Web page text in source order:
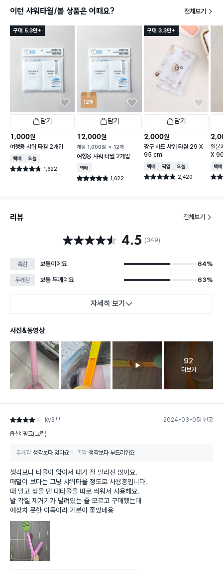
이런 샤워타월/볼 상품은 어때요? 전체보기
구매 5.3만+
담기
1,000원
여행용 샤워 타월 2개입
택배배송오늘배송
별점 4.8점 1,622
건 작성
12개
담기
12,000원
개당 1,000원 12개
여행용 샤워 타월 2개입
택배배송
별점 4.8점 1,622
건 작성
구매 3.3만+
담기
2,000원
짱구 하드 샤워 타월 29 X
95 cm
택배배송매장픽업오늘배송
별점 4.9점 2,420
건 작성
일본
X
택배
별점
리뷰 전체보기
별점 4.5점 4.5 (349)
촉감 보통이에요 64%
두께감 보통 두께예요 63%
자세히 보기
사진&동영상
고객 리뷰
92
더보기
별점 4점 ky3** 2024-03-05 신고
옵션: 핑크(그린)
두께감 생각보다 얇아요 촉감 생각보다 부드러워요
생각보다 타올이 얇아서 때가 잘 밀리진 않아요.
때밀이 보다는 그냥 샤워타올 정도로 사용중입니다.
때 밀고 싶을 땐 때타올을 따로 씌워서 사용해요.
발 각질 제거기가 달려있는 줄 모르고 구매했는데
예상치 못한 이득이라 기분이 좋았네용